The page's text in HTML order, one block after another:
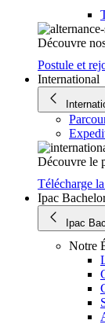
Découvre
Postule et
International
Découvre le
Télécharge
Ipac
Ipac
Notre